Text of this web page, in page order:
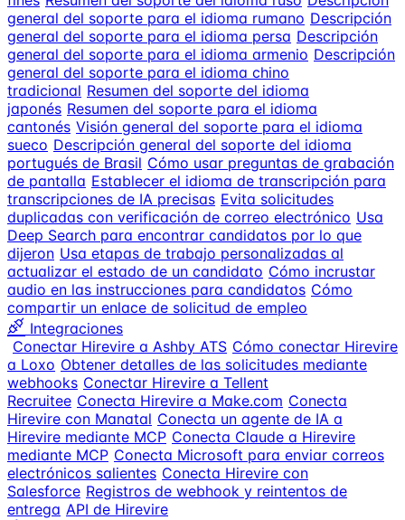
general del soporte para el idioma rumano Descripción
general del soporte para el idioma persa Descripción
general del soporte para el idioma armenio Descripción
general del soporte para el idioma chino
tradicional Resumen del soporte del idioma
japonés Resumen del soporte para el idioma
cantonés Visión general del soporte para el idioma
sueco Descripción general del soporte del idioma
portugués de Brasil Cómo usar preguntas de grabación
de pantalla Establecer el idioma de transcripción para
transcripciones de IA precisas Evita solicitudes
duplicadas con verificación de correo electrónico Usa
Deep Search para encontrar candidatos por lo que
dijeron Usa etapas de trabajo personalizadas al
actualizar el estado de un candidato Cómo incrustar
audio en las instrucciones para candidatos Cómo
compartir un enlace de solicitud de empleo
Integraciones
Conectar Hirevire a Ashby ATS Cómo conectar Hirevire
a Loxo Obtener detalles de las solicitudes mediante
webhooks Conectar Hirevire a Tellent
Recruitee Conecta Hirevire a Make.com Conecta
Hirevire con Manatal Conecta un agente de IA a
Hirevire mediante MCP Conecta Claude a Hirevire
mediante MCP Conecta Microsoft para enviar correos
electrónicos salientes Conecta Hirevire con
Salesforce Registros de webhook y reintentos de
entrega API de Hirevire